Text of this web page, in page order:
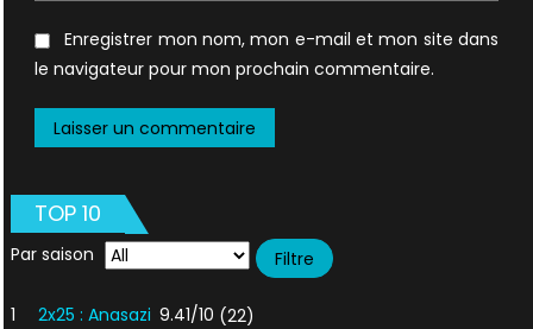
Enregistrer mon nom, mon e-mail et mon site dans
le navigateur pour mon prochain commentaire.
TOP 10
Par saison
1 2x25 : Anasazi 9.41/10 (22)